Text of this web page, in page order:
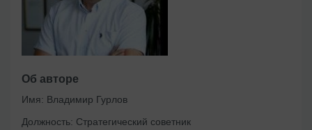
Об авторе
Имя: Владимир Гурлов
Должность: Стратегический советник